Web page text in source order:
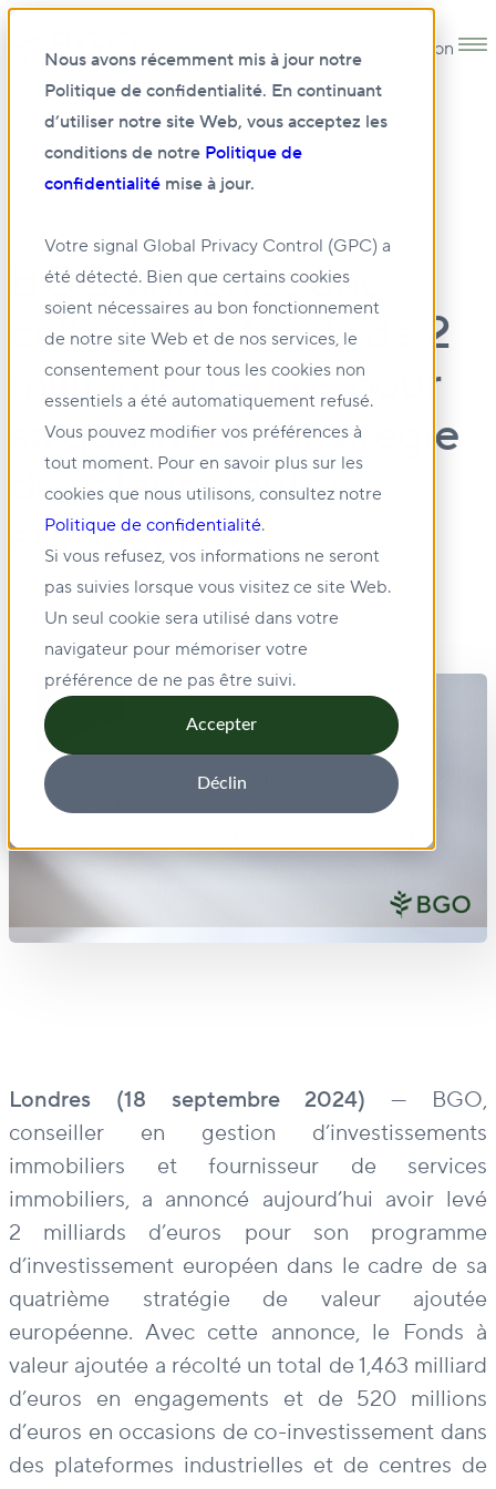
Nous avons récemment mis à jour notre
Politique de confidentialité. En continuant
d’utiliser notre site Web, vous acceptez les
conditions de notre Politique de
confidentialité mise à jour.
Votre signal Global Privacy Control (GPC) a
été détecté. Bien que certains cookies
soient nécessaires au bon fonctionnement
de notre site Web et de nos services, le
consentement pour tous les cookies non
essentiels a été automatiquement refusé.
Vous pouvez modifier vos préférences à
tout moment. Pour en savoir plus sur les
cookies que nous utilisons, consultez notre
Politique de confidentialité.
Si vous refusez, vos informations ne seront
pas suivies lorsque vous visitez ce site Web.
Un seul cookie sera utilisé dans votre
navigateur pour mémoriser votre
préférence de ne pas être suivi.
Accepter
Déclin
Open main navigation
BGO annonce une
collecte de fonds de 2
milliards d’euros pour
sa quatrième stratégie
de valeur ajoutée
européenne
Londres (18 septembre 2024) — BGO,
conseiller en gestion d’investissements
immobiliers et fournisseur de services
immobiliers, a annoncé aujourd’hui avoir levé
2 milliards d’euros pour son programme
d’investissement européen dans le cadre de sa
quatrième stratégie de valeur ajoutée
européenne. Avec cette annonce, le Fonds à
valeur ajoutée a récolté un total de 1,463 milliard
d’euros en engagements et de 520 millions
d’euros en occasions de co-investissement dans
des plateformes industrielles et de centres de